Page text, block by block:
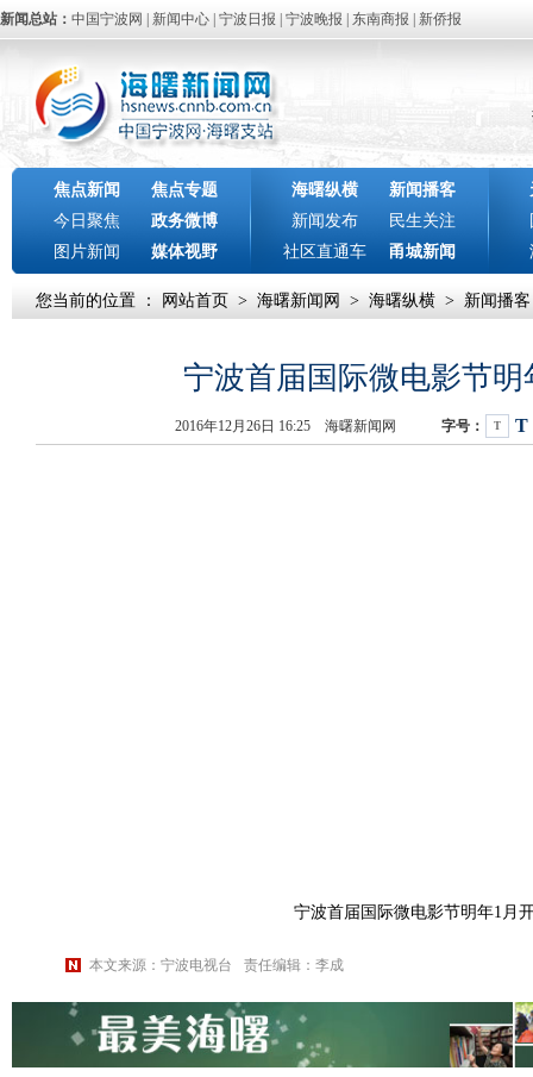
新闻总站： 中国宁波网 新闻中心 宁波日报 宁波晚报 东南商报 新侨报
焦点新闻
焦点专题
今日聚焦
政务微博
图片新闻
媒体视野
海曙纵横
新闻播客
新闻发布
民生关注
社区直通车
甬城新闻
您当前的位置 ： 网站首页 > 海曙新闻网 > 海曙纵横 > 新闻播客
宁波首届国际微电影节明
2016年12月26日 16:25 海曙新闻网 字号： T T
宁波首届国际微电影节明年1月
本文来源：宁波电视台 责任编辑：李成